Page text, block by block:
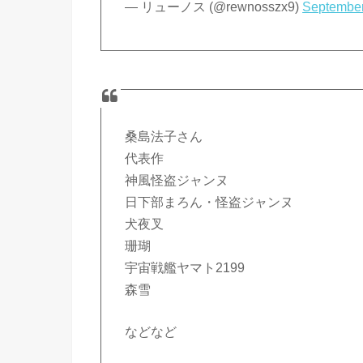
— リューノス (@rewnosszx9)
桑島法子さん
代表作
神風怪盗ジャンヌ
日下部まろん・怪盗ジャンヌ
犬夜叉
珊瑚
宇宙戦艦ヤマト2199
森雪
などなど